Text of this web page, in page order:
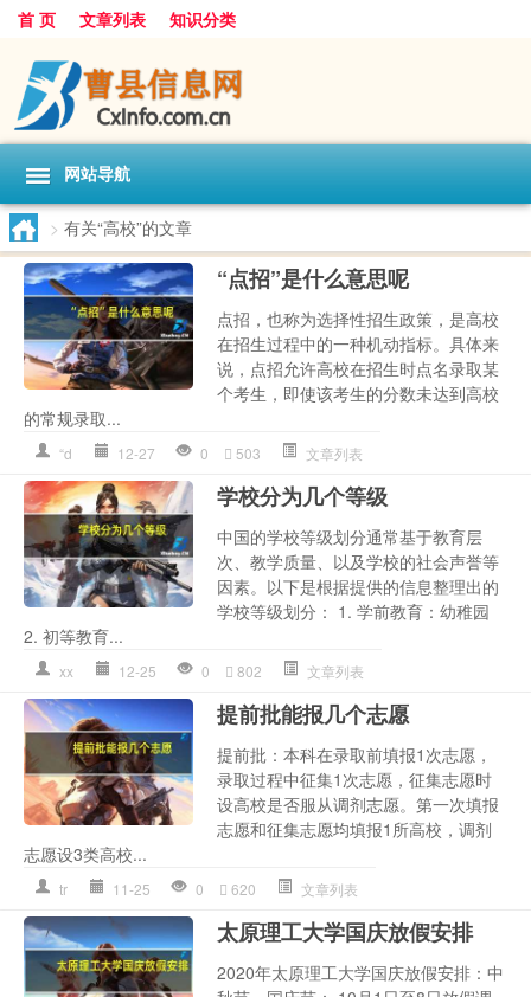
首 页 文章列表 知识分类
网站导航
> 有关“高校”的文章
“点招”是什么意思呢
点招，也称为选择性招生政策，是高校
在招生过程中的一种机动指标。具体来
说，点招允许高校在招生时点名录取某
个考生，即使该考生的分数未达到高校
的常规录取...
“d 12-27 0 503 文章列表
学校分为几个等级
中国的学校等级划分通常基于教育层
次、教学质量、以及学校的社会声誉等
因素。以下是根据提供的信息整理出的
学校等级划分： 1. 学前教育：幼稚园
2. 初等教育...
xx 12-25 0 802 文章列表
提前批能报几个志愿
提前批：本科在录取前填报1次志愿，
录取过程中征集1次志愿，征集志愿时
设高校是否服从调剂志愿。第一次填报
志愿和征集志愿均填报1所高校，调剂
志愿设3类高校...
tr 11-25 0 620 文章列表
太原理工大学国庆放假安排
2020年太原理工大学国庆放假安排：中